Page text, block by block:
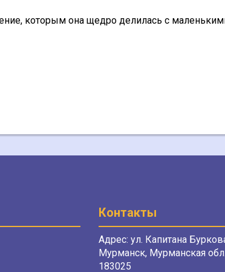
которым она щедро делилась с
Контакты
Адрес: ул. Капитана
Мурманск, Мурманская
183025